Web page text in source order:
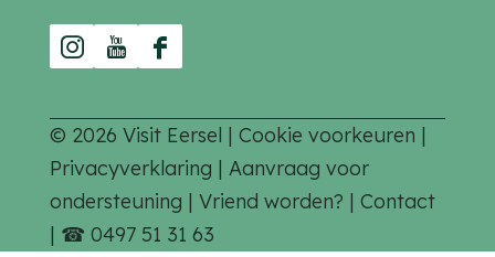
I
s
t
a
g
Y
u
T
u
b
F
c
e
b
o
© 2026 Visit Eersel | Cookie voorkeuren |
Privacyverklaring | Aanvraag voor
ondersteuning | Vriend worden? | Contact
| ☎ 0497 51 31 63